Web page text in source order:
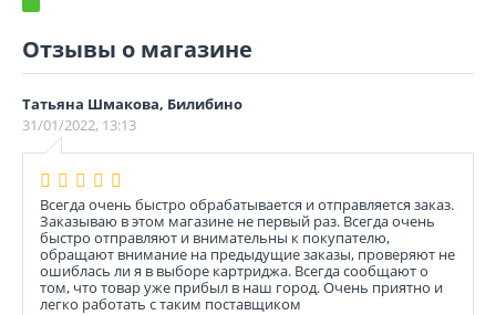
Отзывы о магазине
Татьяна Шмакова, Билибино
31/01/2022, 13:13
Всегда очень быстро обрабатывается и отправляется заказ.
Заказываю в этом магазине не первый раз. Всегда очень
быстро отправляют и внимательны к покупателю,
обращают внимание на предыдущие заказы, проверяют не
ошиблась ли я в выборе картриджа. Всегда сообщают о
том, что товар уже прибыл в наш город. Очень приятно и
легко работать с таким поставщиком